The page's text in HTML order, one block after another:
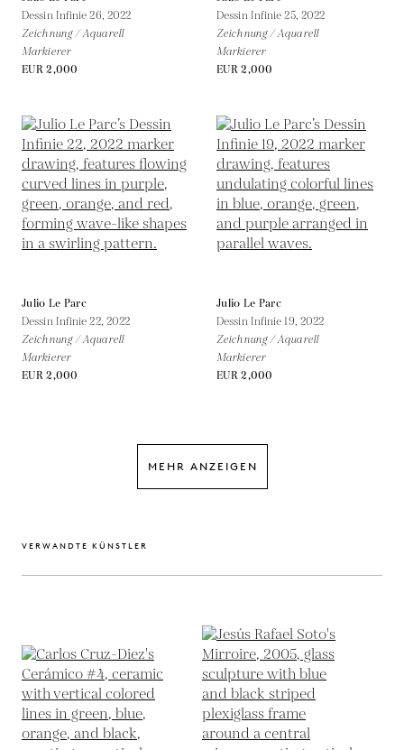
Dessin Infinie 26, 2022
Zeichnung / Aquarell
Markierer
EUR 2,000
Dessin Infinie 25, 2022
Zeichnung / Aquarell
Markierer
EUR 2,000
Julio Le Parc
Dessin Infinie 22, 2022
Zeichnung / Aquarell
Markierer
EUR 2,000
Julio Le Parc
Dessin Infinie 19, 2022
Zeichnung / Aquarell
Markierer
EUR 2,000
MEHR ANZEIGEN
VERWANDTE KÜNSTLER